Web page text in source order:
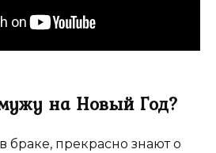
на Новый Год?
прекрасно знают о